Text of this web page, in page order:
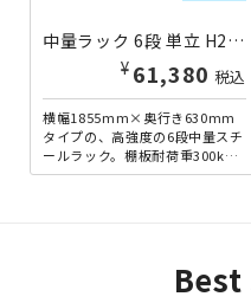
中量ラック 6段 単立 H2100×W1855×D630 3MS7660-6 | 613245
¥ 61,380 税込
横幅1855mm×奥行き630mm
タイプの、高強度の6段中量スチ
ールラック。棚板耐荷重300kg/
段を誇り、重量物の多い工場や